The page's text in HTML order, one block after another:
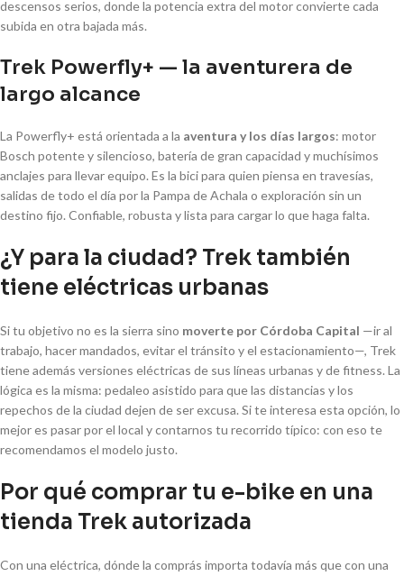
descensos serios, donde la potencia extra del motor convierte cada
subida en otra bajada más.
Trek Powerfly+ — la aventurera de
largo alcance
La Powerfly+ está orientada a la aventura y los días largos: motor
Bosch potente y silencioso, batería de gran capacidad y muchísimos
anclajes para llevar equipo. Es la bici para quien piensa en travesías,
salidas de todo el día por la Pampa de Achala o exploración sin un
destino fijo. Confiable, robusta y lista para cargar lo que haga falta.
¿Y para la ciudad? Trek también
tiene eléctricas urbanas
Si tu objetivo no es la sierra sino moverte por Córdoba Capital —ir al
trabajo, hacer mandados, evitar el tránsito y el estacionamiento—, Trek
tiene además versiones eléctricas de sus líneas urbanas y de fitness. La
lógica es la misma: pedaleo asistido para que las distancias y los
repechos de la ciudad dejen de ser excusa. Si te interesa esta opción, lo
mejor es pasar por el local y contarnos tu recorrido típico: con eso te
recomendamos el modelo justo.
Por qué comprar tu e-bike en una
tienda Trek autorizada
Con una eléctrica, dónde la comprás importa todavía más que con una